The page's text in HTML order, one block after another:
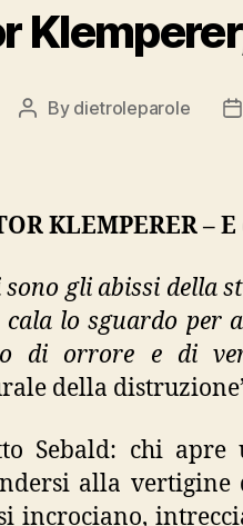
Post
By dietroleparole
KLEMPERER
sono gli abissi della
cala lo sguardo per
di orrore e di
della
Sebald: chi
alla vertigine
incrociano,